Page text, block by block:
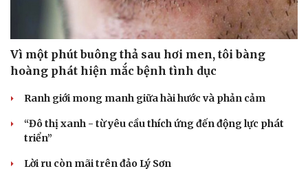
Phòng mạch online
Vì một phút buông thả sau hơi men, tôi bàng
hoàng phát hiện mắc bệnh tình dục
Ranh giới mong manh giữa hài hước và phản cảm
“Đô thị xanh - từ yêu cầu thích ứng đến động lực phát
triển”
Lời ru còn mãi trên đảo Lý Sơn